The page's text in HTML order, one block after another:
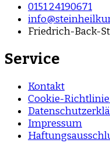
0151 24190671
Friedrich-Back-
Service
Kontakt
Cookie-Richtlinie
Impressum